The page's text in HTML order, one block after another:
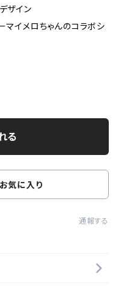
ザイン
マイメロちゃんのコラボシ
る
気に入り
通報する